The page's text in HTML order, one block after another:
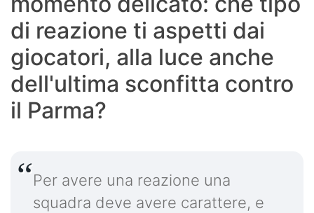
di reazione ti aspetti dai
giocatori, alla luce anche
dell'ultima sconfitta contro
il Parma?
Per avere una reazione una
squadra deve avere carattere, e